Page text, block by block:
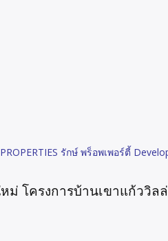
รักษ์ พร็อพเพอร์ตี้
ม่ โครงการบ้านเขาแก้ววิล